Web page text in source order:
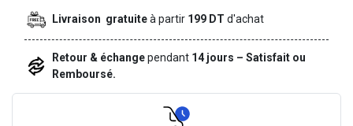
Livraison gratuiteà partir 199 DTd'achat
Retour & échangependant 14 jours – Satisfait ou
Remboursé.